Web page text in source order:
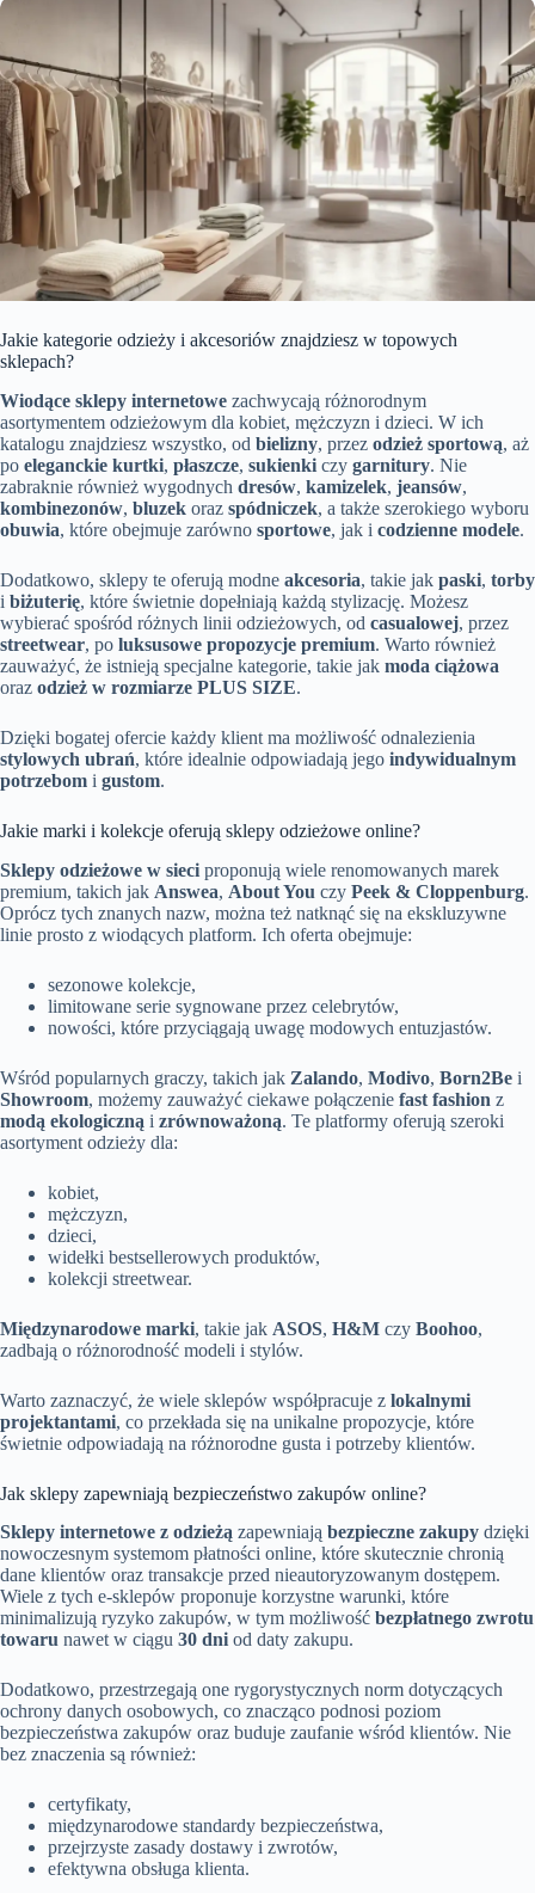
Jakie kategorie odzieży i akcesoriów znajdziesz w topowych
sklepach?
Wiodące sklepy internetowe zachwycają różnorodnym
asortymentem odzieżowym dla kobiet, mężczyzn i dzieci. W ich
katalogu znajdziesz wszystko, od bielizny, przez odzież sportową, aż
po eleganckie kurtki, płaszcze, sukienki czy garnitury. Nie
zabraknie również wygodnych dresów, kamizelek, jeansów,
kombinezonów, bluzek oraz spódniczek, a także szerokiego wyboru
obuwia, które obejmuje zarówno sportowe, jak i codzienne modele.
Dodatkowo, sklepy te oferują modne akcesoria, takie jak paski, torby
i biżuterię, które świetnie dopełniają każdą stylizację. Możesz
wybierać spośród różnych linii odzieżowych, od casualowej, przez
streetwear, po luksusowe propozycje premium. Warto również
zauważyć, że istnieją specjalne kategorie, takie jak moda ciążowa
oraz odzież w rozmiarze PLUS SIZE.
Dzięki bogatej ofercie każdy klient ma możliwość odnalezienia
stylowych ubrań, które idealnie odpowiadają jego indywidualnym
potrzebom i gustom.
Jakie marki i kolekcje oferują sklepy odzieżowe online?
Sklepy odzieżowe w sieci proponują wiele renomowanych marek
premium, takich jak Answea, About You czy Peek & Cloppenburg.
Oprócz tych znanych nazw, można też natknąć się na ekskluzywne
linie prosto z wiodących platform. Ich oferta obejmuje:
sezonowe kolekcje,
limitowane serie sygnowane przez celebrytów,
nowości, które przyciągają uwagę modowych entuzjastów.
Wśród popularnych graczy, takich jak Zalando, Modivo, Born2Be i
Showroom, możemy zauważyć ciekawe połączenie fast fashion z
modą ekologiczną i zrównoważoną. Te platformy oferują szeroki
asortyment odzieży dla:
kobiet,
mężczyzn,
dzieci,
widełki bestsellerowych produktów,
kolekcji streetwear.
Międzynarodowe marki, takie jak ASOS, H&M czy Boohoo,
zadbają o różnorodność modeli i stylów.
Warto zaznaczyć, że wiele sklepów współpracuje z lokalnymi
projektantami, co przekłada się na unikalne propozycje, które
świetnie odpowiadają na różnorodne gusta i potrzeby klientów.
Jak sklepy zapewniają bezpieczeństwo zakupów online?
Sklepy internetowe z odzieżą zapewniają bezpieczne zakupy dzięki
nowoczesnym systemom płatności online, które skutecznie chronią
dane klientów oraz transakcje przed nieautoryzowanym dostępem.
Wiele z tych e-sklepów proponuje korzystne warunki, które
minimalizują ryzyko zakupów, w tym możliwość bezpłatnego zwrotu
towaru nawet w ciągu 30 dni od daty zakupu.
Dodatkowo, przestrzegają one rygorystycznych norm dotyczących
ochrony danych osobowych, co znacząco podnosi poziom
bezpieczeństwa zakupów oraz buduje zaufanie wśród klientów. Nie
bez znaczenia są również:
certyfikaty,
międzynarodowe standardy bezpieczeństwa,
przejrzyste zasady dostawy i zwrotów,
efektywna obsługa klienta.